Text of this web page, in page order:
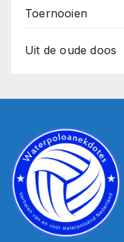
Toernooien
Uit de oude doos